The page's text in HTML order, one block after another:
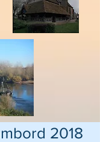
2018